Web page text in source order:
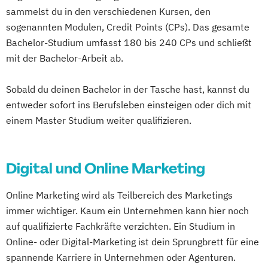
sammelst du in den verschiedenen Kursen, den
sogenannten Modulen, Credit Points (CPs). Das gesamte
Bachelor-Studium umfasst 180 bis 240 CPs und schließt
mit der Bachelor-Arbeit ab.
Sobald du deinen Bachelor in der Tasche hast, kannst du
entweder sofort ins Berufsleben einsteigen oder dich mit
einem Master Studium weiter qualifizieren.
Digital und Online Marketing
Online Marketing wird als Teilbereich des Marketings
immer wichtiger. Kaum ein Unternehmen kann hier noch
auf qualifizierte Fachkräfte verzichten. Ein Studium in
Online- oder Digital-Marketing ist dein Sprungbrett für eine
spannende Karriere in Unternehmen oder Agenturen.